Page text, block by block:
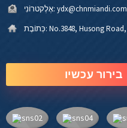
אֶלֶקטרוֹנִי: ydx@chnmiandi.com
כְּתוֹבֶת:
בירור עכשיו